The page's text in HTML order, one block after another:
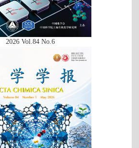
2026 Vol.84 No.6